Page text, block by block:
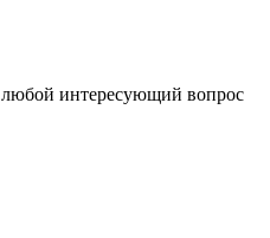
интересующий вопрос